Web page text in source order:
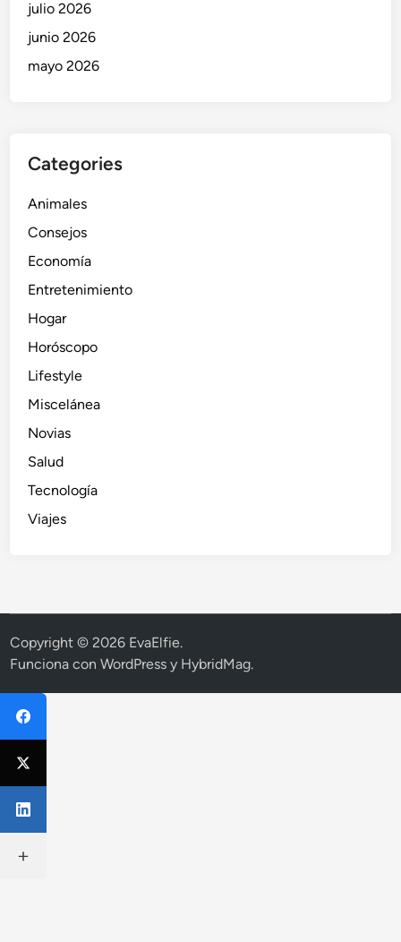
julio 2026
junio 2026
mayo 2026
Categories
Animales
Consejos
Economía
Entretenimiento
Hogar
Horóscopo
Lifestyle
Miscelánea
Novias
Salud
Tecnología
Viajes
Copyright © 2026 EvaElfie.
Funciona conWordPress y HybridMag.